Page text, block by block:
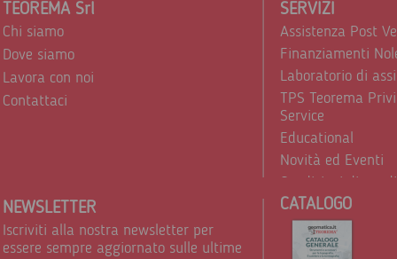
TEOREMA Srl
Chi siamo
Dove siamo
Lavora con noi
Contattaci
SERVIZI
Assistenza Post
Finanziamenti
Laboratorio di
TPS Teorema
Service
Educational
Novità ed Eventi
Condizioni di
Trattamento dei
NEWSLETTER
Iscriviti alla nostra newsletter per
essere sempre aggiornato sulle ultime
CATALOGO